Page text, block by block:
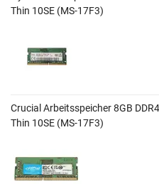
Thin 10SE (MS-17F3)
Crucial Arbeitsspeicher 8GB
Thin 10SE (MS-17F3)